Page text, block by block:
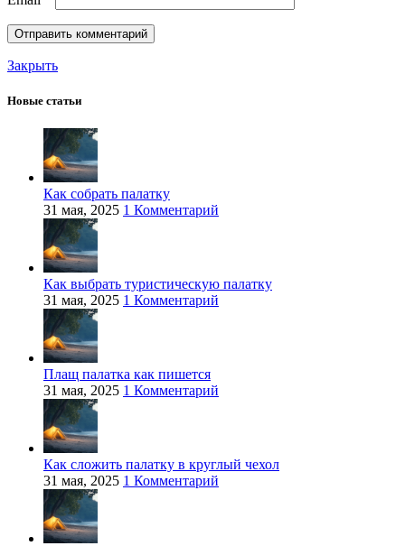
Закрыть
Новые статьи
Как собрать палатку
31 мая, 2025 1 Комментарий
Как выбрать туристическую палатку
31 мая, 2025 1 Комментарий
Плащ палатка как пишется
31 мая, 2025 1 Комментарий
Как сложить палатку в круглый чехол
31 мая, 2025 1 Комментарий